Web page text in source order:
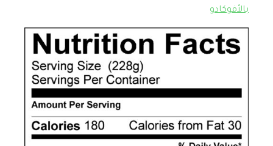
بالأفوكادو